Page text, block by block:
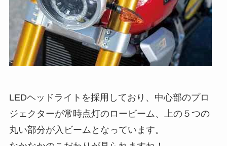
LEDヘッドライトを採用しており、中心部のプロ
ジェクターが常時点灯のロービーム、上の５つの
丸い部分が入ビームとなっています。